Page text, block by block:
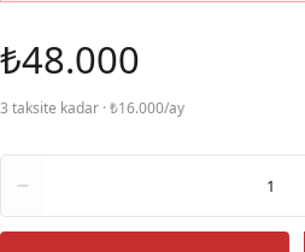
₺48.000
3 taksite kadar · ₺16.000/ay
1